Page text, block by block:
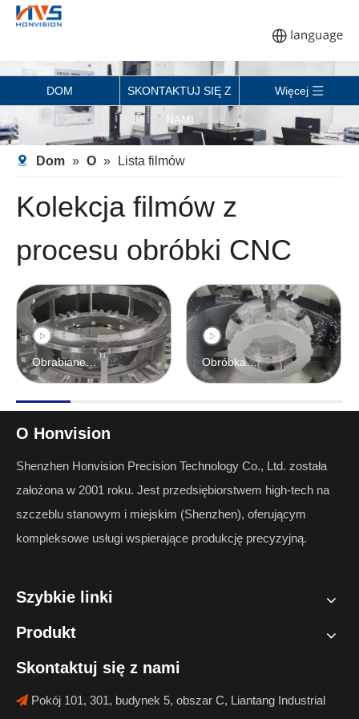
DOM SKONTAKTUJ SIĘ Z
NAMI
Więcej
Dom » O » Lista filmów
Kolekcja filmów z
procesu obróbki CNC
Obrabiane
pięciomaszynowy
Obróbka
maszynowa 5-
O Honvision
Shenzhen Honvision Precision Technology Co., Ltd. została
założona w 2001 roku. Jest przedsiębiorstwem high-tech na
szczeblu stanowym i miejskim (Shenzhen), oferującym
kompleksowe usługi wspierające produkcję precyzyjną.
Szybkie linki
Produkt
Skontaktuj się z nami
 Pokój 101, 301, budynek 5, obszar C, Liantang Industrial